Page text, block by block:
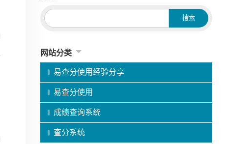
网站分类
易查分使用经验分享
易查分使用
成绩查询系统
查分系统